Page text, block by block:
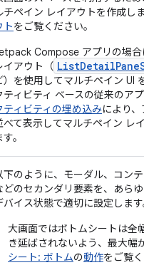
チペイン レイアウトを作成しま
トをご覧ください。
Compose アプリの場合
イアウト（
）を使用してマルチペイン UI
ティビティ ベースの従来のアプ
ティビティの埋め込みにより
べて表示してマルチペイン レ
す。
下のように、モーダル、コン
どのセカンダリ要素を、あら
バイス状態で適切に設定します
大画面ではボトムシートは全
き延ばされないよう、最大幅
シート: ボトムの動作をご覧く